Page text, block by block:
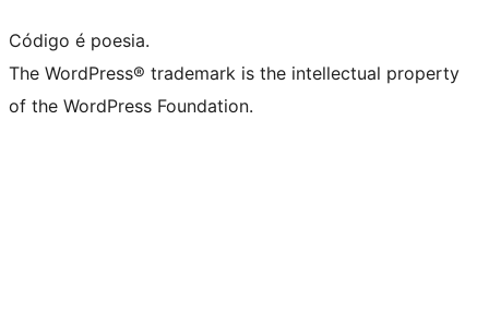
Código é poesia.
The WordPress® trademark is the intellectual property
of the WordPress Foundation.